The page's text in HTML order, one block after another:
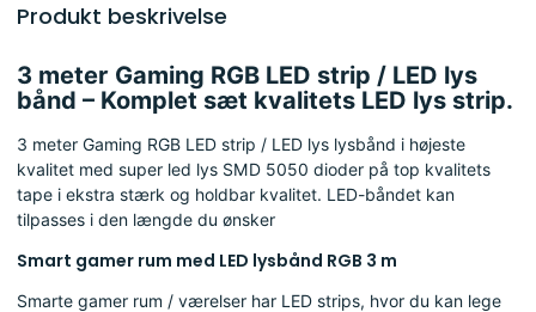
Produkt beskrivelse
3 meter Gaming RGB LED strip / LED lys
bånd – Komplet sæt kvalitets LED lys strip.
3 meter Gaming RGB LED strip / LED lys lysbånd i højeste
kvalitet med super led lys SMD 5050 dioder på top kvalitets
tape i ekstra stærk og holdbar kvalitet. LED-båndet kan
tilpasses i den længde du ønsker
Smart gamer rum med LED lysbånd RGB 3 m
Smarte gamer rum / værelser har LED strips, hvor du kan lege